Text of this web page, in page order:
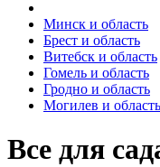
Минск и область
Брест и область
Витебск и область
Гомель и область
Гродно и область
Могилев и область
Все для